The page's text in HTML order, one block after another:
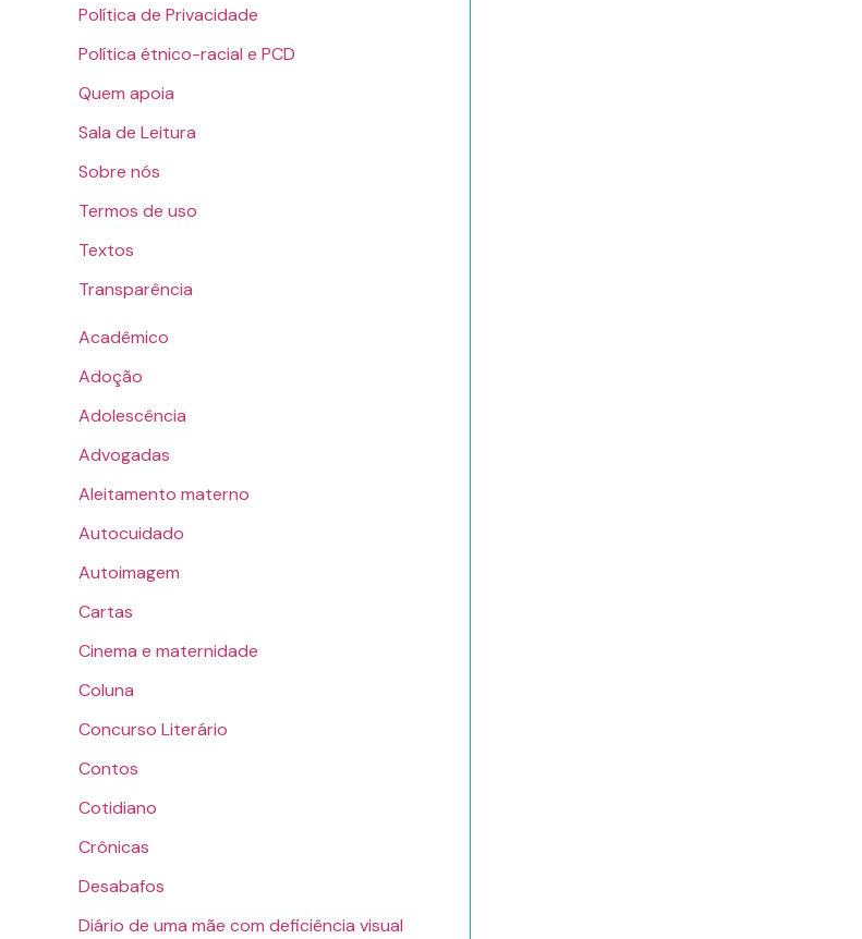
Política de Privacidade
Política étnico-racial e PCD
Quem apoia
Sala de Leitura
Sobre nós
Termos de uso
Textos
Transparência
Acadêmico
Adoção
Adolescência
Advogadas
Aleitamento materno
Autocuidado
Autoimagem
Cartas
Cinema e maternidade
Coluna
Concurso Literário
Contos
Cotidiano
Crônicas
Desabafos
Diário de uma mãe com deficiência visual